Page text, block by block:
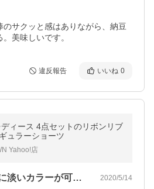
サクッと感はありながら、納豆
美味しいです。
違反報告 いいね 0
ィース 4点セットのリボンリブ
ュラーショーツ
Yahoo!店
シンプルなデザインに淡いカラーが可愛い… 2020/5/14